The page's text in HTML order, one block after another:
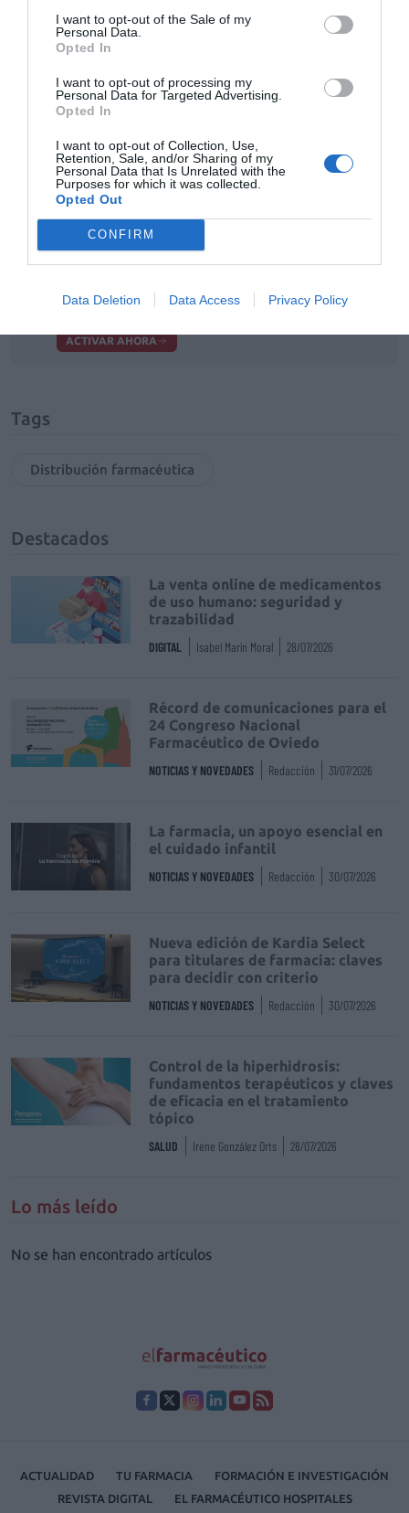
I want to opt-out of the Sale of my
Personal Data.
Opted In
I want to opt-out of processing my
Personal Data for Targeted Advertising.
Opted In
I want to opt-out of Collection, Use,
Retention, Sale, and/or Sharing of my
Personal Data that Is Unrelated with the
Purposes for which it was collected.
Opted Out
CONFIRM
Data Deletion Data Access Privacy Policy
jornadas profesionales y encuentros especializados en
áreas como suplementación, bienestar o nuevas
tecnologías aplicadas a la salud.
Entre los objetivos de la empresa sevillana figuran
seguir ampliando su presencia más allá de Andalucía,
Extremadura y Levante, reforzando su estructura
comercial y logística para avanzar en su expansión
nacional; incorporar nuevas marcas y consolidarse como
uno de los socios de referencia para laboratorios y
farmacias en España.
El Farmacéutico
como fuente preferida
de Google de forma gratuita
ACTIVAR AHORA
Tags
Distribución farmacéutica
Destacados
La venta online de medicamentos
de uso humano: seguridad y
trazabilidad
DIGITAL Isabel Marín Moral 28/07/2026
Récord de comunicaciones para el
24 Congreso Nacional
Farmacéutico de Oviedo
NOTICIAS Y NOVEDADES Redacción 31/07/2026
La farmacia, un apoyo esencial en
el cuidado infantil
NOTICIAS Y NOVEDADES Redacción 30/07/2026
Nueva edición de Kardia Select
para titulares de farmacia: claves
para decidir con criterio
NOTICIAS Y NOVEDADES Redacción 30/07/2026
Control de la hiperhidrosis:
fundamentos terapéuticos y claves
de eficacia en el tratamiento
tópico
SALUD Irene González Orts 28/07/2026
Lo más leído
No se han encontrado artículos
ACTUALIDAD TU FARMACIA
FORMACIÓN E INVESTIGACIÓN
REVISTA DIGITAL
EL FARMACÉUTICO HOSPITALES